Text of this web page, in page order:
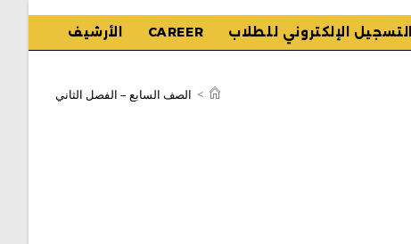
التسجيل الإلكتروني للطلاب CAREER الأرشيف
> الصف السابع – الفصل الثاني